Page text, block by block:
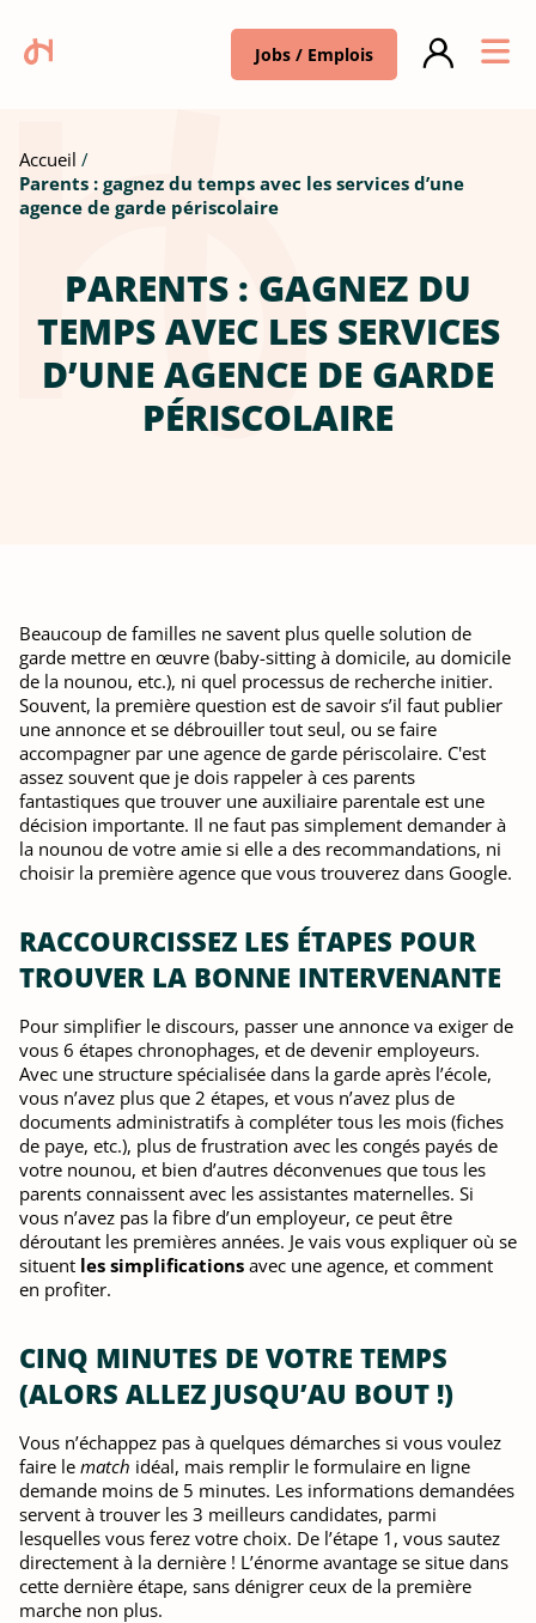
Jobs / Emplois
Accueil
Parents : gagnez du temps avec les services d’une
agence de garde périscolaire
PARENTS : GAGNEZ DU
TEMPS AVEC LES SERVICES
D’UNE AGENCE DE GARDE
PÉRISCOLAIRE
Beaucoup de familles ne savent plus quelle solution de
garde mettre en œuvre (baby-sitting à domicile, au domicile
de la nounou, etc.), ni quel processus de recherche initier.
Souvent, la première question est de savoir s’il faut publier
une annonce et se débrouiller tout seul, ou se faire
accompagner par une agence de garde périscolaire. C'est
assez souvent que je dois rappeler à ces parents
fantastiques que trouver une auxiliaire parentale est une
décision importante. Il ne faut pas simplement demander à
la nounou de votre amie si elle a des recommandations, ni
choisir la première agence que vous trouverez dans Google.
RACCOURCISSEZ LES ÉTAPES POUR
TROUVER LA BONNE INTERVENANTE
Pour simplifier le discours, passer une annonce va exiger de
vous 6 étapes chronophages, et de devenir employeurs.
Avec une structure spécialisée dans la garde après l’école,
vous n’avez plus que 2 étapes, et vous n’avez plus de
documents administratifs à compléter tous les mois (fiches
de paye, etc.), plus de frustration avec les congés payés de
votre nounou, et bien d’autres déconvenues que tous les
parents connaissent avec les assistantes maternelles. Si
vous n’avez pas la fibre d’un employeur, ce peut être
déroutant les premières années. Je vais vous expliquer où se
situent les simplifications avec une agence, et comment
en profiter.
CINQ MINUTES DE VOTRE TEMPS
(ALORS ALLEZ JUSQU’AU BOUT !)
Vous n’échappez pas à quelques démarches si vous voulez
faire le match idéal, mais remplir le formulaire en ligne
demande moins de 5 minutes. Les informations demandées
servent à trouver les 3 meilleurs candidates, parmi
lesquelles vous ferez votre choix. De l’étape 1, vous sautez
directement à la dernière ! L’énorme avantage se situe dans
cette dernière étape, sans dénigrer ceux de la première
marche non plus.